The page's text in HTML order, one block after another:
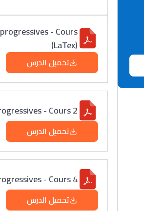
- Cours
(LaTex)
تحميل الدرس
- Cours 2
تحميل الدرس
- Cours 4
تحميل الدرس